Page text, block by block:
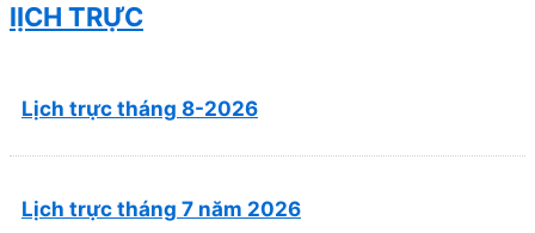
lỊCH TRỰC
Lịch trực tháng 8-2026
Lịch trực tháng 7 năm 2026